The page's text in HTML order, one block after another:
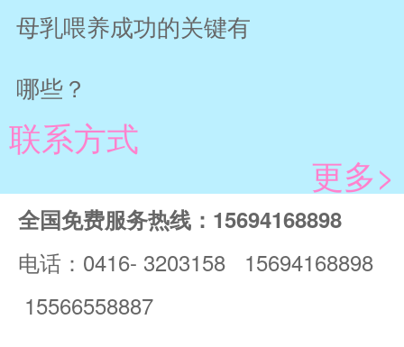
母乳喂养成功的关键有
哪些？
联系方式
更多>
全国免费服务热线：15694168898
电话：0416- 3203158 15694168898
15566558887